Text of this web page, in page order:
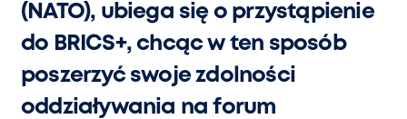
(NATO), ubiega się o przystąpienie
do BRICS+, chcąc w ten sposób
poszerzyć swoje zdolności
oddziaływania na forum